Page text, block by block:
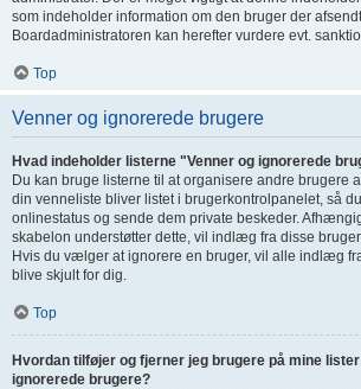
som indeholder information om den bruger der
Boardadministratoren kan herefter vurdere evt.
Top
Venner og ignorerede brugere
Hvad indeholder listerne "Venner og ignorerede
Du kan bruge listerne til at organisere andre brugere
din venneliste bliver listet i brugerkontrolpanelet, så
onlinestatus og sende dem private beskeder.
skabelon understøtter dette, vil indlæg fra disse
Hvis du vælger at ignorere en bruger, vil alle indlæg
blive skjult for dig.
Top
Hvordan tilføjer og fjerner jeg brugere på mine
ignorerede brugere?